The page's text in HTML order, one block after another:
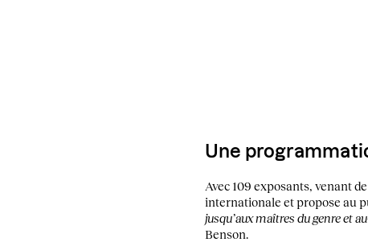
Une
Avec 109 exposants, venant
internationale et propose au
jusqu’aux maîtres du genre et
Benson.